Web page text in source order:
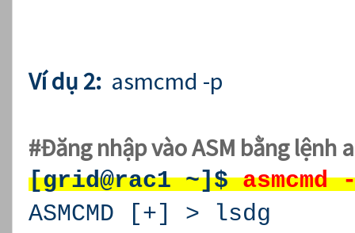
Ví dụ 2: asmcmd -p
#Đăng nhập vào ASM bằng lệnh
[grid@rac1 ~]$asmcmd
ASMCMD [+] > lsdg